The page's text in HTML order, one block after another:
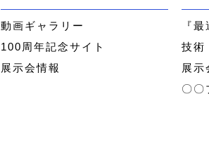
動画ギャラリー
100周年記念サイト
展示会情報
『
技術
展示
〇〇